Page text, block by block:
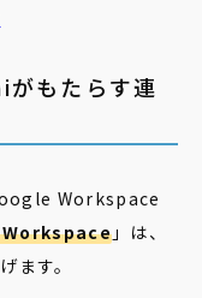
もたらす連
Workspace
」は、
ます。